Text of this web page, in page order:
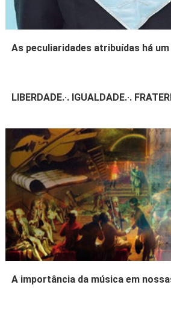
As peculiaridades atribuídas há
LIBERDADE.·. IGUALDADE.·.
A importância da música em